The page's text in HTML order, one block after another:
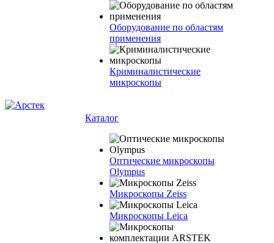
Оборудование по областям
применения
Криминалистические
микроскопы
Каталог
Оптические микроскопы
Olympus
Микроскопы Zeiss
Микроскопы Leica